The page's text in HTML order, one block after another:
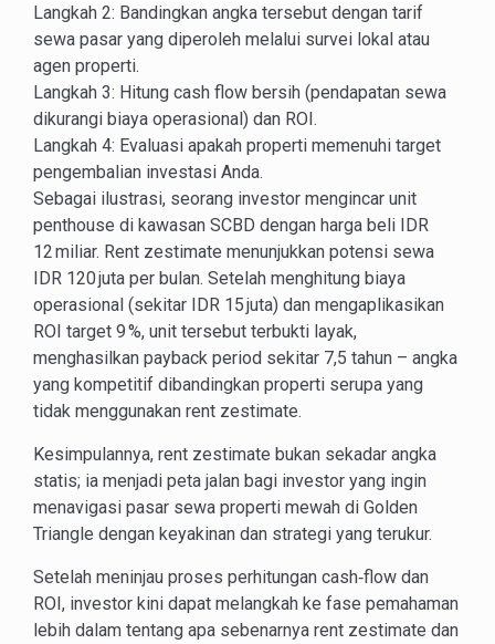
Langkah 2: Bandingkan angka tersebut dengan tarif
sewa pasar yang diperoleh melalui survei lokal atau
agen properti.
Langkah 3: Hitung cash flow bersih (pendapatan sewa
dikurangi biaya operasional) dan ROI.
Langkah 4: Evaluasi apakah properti memenuhi target
pengembalian investasi Anda.
Sebagai ilustrasi, seorang investor mengincar unit
penthouse di kawasan SCBD dengan harga beli IDR
12 miliar. Rent zestimate menunjukkan potensi sewa
IDR 120 juta per bulan. Setelah menghitung biaya
operasional (sekitar IDR 15 juta) dan mengaplikasikan
ROI target 9 %, unit tersebut terbukti layak,
menghasilkan payback period sekitar 7,5 tahun – angka
yang kompetitif dibandingkan properti serupa yang
tidak menggunakan rent zestimate.
Kesimpulannya, rent zestimate bukan sekadar angka
statis; ia menjadi peta jalan bagi investor yang ingin
menavigasi pasar sewa properti mewah di Golden
Triangle dengan keyakinan dan strategi yang terukur.
Setelah meninjau proses perhitungan cash‑flow dan
ROI, investor kini dapat melangkah ke fase pemahaman
lebih dalam tentang apa sebenarnya rent zestimate dan